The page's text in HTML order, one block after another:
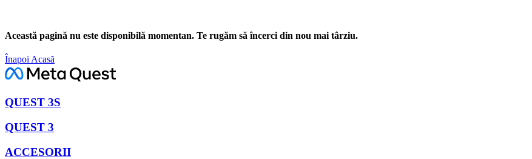
Această pagină nu este disponibilă momentan. Te rugăm să încerci din nou mai târziu.
Înapoi Acasă
QUEST 3S
QUEST 3
ACCESORII